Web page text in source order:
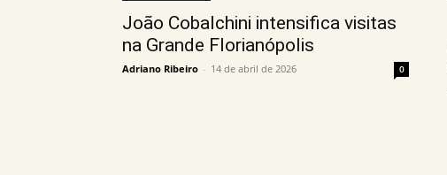
João Cobalchini intensifica visitas
na Grande Florianópolis
Adriano Ribeiro - 14 de abril de 2026 0